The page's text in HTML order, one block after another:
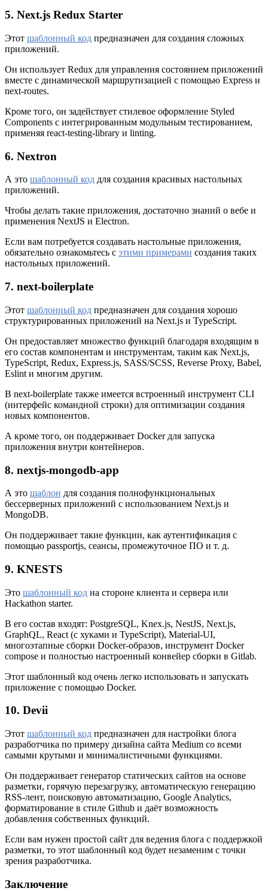
5. Next.js Redux Starter
Этот шаблонный код предназначен для создания сложных
приложений.
Он использует Redux для управления состоянием приложений
вместе с динамической маршрутизацией с помощью Express и
next-routes.
Кроме того, он задействует стилевое оформление Styled
Components с интегрированным модульным тестированием,
применяя react-testing-library и linting.
6. Nextron
А это шаблонный код для создания красивых настольных
приложений.
Чтобы делать такие приложения, достаточно знаний о вебе и
применения NextJS и Electron.
Если вам потребуется создавать настольные приложения,
обязательно ознакомьтесь с этими примерами создания таких
настольных приложений.
7. next-boilerplate
Этот шаблонный код предназначен для создания хорошо
структурированных приложений на Next.js и TypeScript.
Он предоставляет множество функций благодаря входящим в
его состав компонентам и инструментам, таким как Next.js,
TypeScript, Redux, Express.js, SASS/SCSS, Reverse Proxy, Babel,
Eslint и многим другим.
В next-boilerplate также имеется встроенный инструмент CLI
(интерфейс командной строки) для оптимизации создания
новых компонентов.
А кроме того, он поддерживает Docker для запуска
приложения внутри контейнеров.
8. nextjs-mongodb-app
А это шаблон для создания полнофункциональных
бессерверных приложений с использованием Next.js и
MongoDB.
Он поддерживает такие функции, как аутентификация с
помощью passportjs, сеансы, промежуточное ПО и т. д.
9. KNESTS
Это шаблонный код на стороне клиента и сервера или
Hackathon starter.
В его состав входят: PostgreSQL, Knex.js, NestJS, Next.js,
GraphQL, React (с хуками и TypeScript), Material-UI,
многоэтапные сборки Docker-образов, инструмент Docker
compose и полностью настроенный конвейер сборки в Gitlab.
Этот шаблонный код очень легко использовать и запускать
приложение с помощью Docker.
10. Devii
Этот шаблонный код предназначен для настройки блога
разработчика по примеру дизайна сайта Medium со всеми
самыми крутыми и минималистичными функциями.
Он поддерживает генератор статических сайтов на основе
разметки, горячую перезагрузку, автоматическую генерацию
RSS-лент, поисковую автоматизацию, Google Analytics,
форматирование в стиле Github и даёт возможность
добавления собственных функций.
Если вам нужен простой сайт для ведения блога с поддержкой
разметки, то этот шаблонный код будет незаменим с точки
зрения разработчика.
Заключение